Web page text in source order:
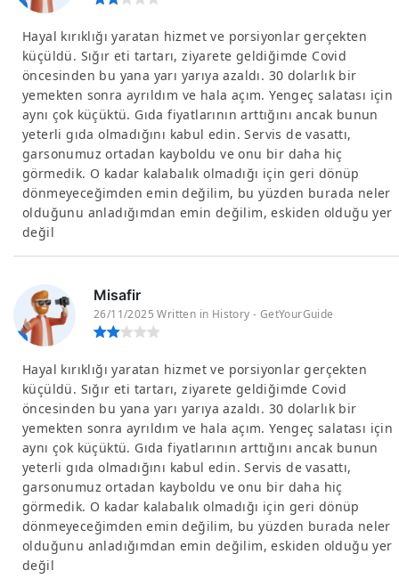
Hayal kırıklığı yaratan hizmet ve porsiyonlar gerçekten
küçüldü. Sığır eti tartarı, ziyarete geldiğimde Covid
öncesinden bu yana yarı yarıya azaldı. 30 dolarlık bir
yemekten sonra ayrıldım ve hala açım. Yengeç salatası için
aynı çok küçüktü. Gıda fiyatlarının arttığını ancak bunun
yeterli gıda olmadığını kabul edin. Servis de vasattı,
garsonumuz ortadan kayboldu ve onu bir daha hiç
görmedik. O kadar kalabalık olmadığı için geri dönüp
dönmeyeceğimden emin değilim, bu yüzden burada neler
olduğunu anladığımdan emin değilim, eskiden olduğu yer
değil
Misafir
26/11/2025 Written in History - GetYourGuide
Hayal kırıklığı yaratan hizmet ve porsiyonlar gerçekten
küçüldü. Sığır eti tartarı, ziyarete geldiğimde Covid
öncesinden bu yana yarı yarıya azaldı. 30 dolarlık bir
yemekten sonra ayrıldım ve hala açım. Yengeç salatası için
aynı çok küçüktü. Gıda fiyatlarının arttığını ancak bunun
yeterli gıda olmadığını kabul edin. Servis de vasattı,
garsonumuz ortadan kayboldu ve onu bir daha hiç
görmedik. O kadar kalabalık olmadığı için geri dönüp
dönmeyeceğimden emin değilim, bu yüzden burada neler
olduğunu anladığımdan emin değilim, eskiden olduğu yer
değil